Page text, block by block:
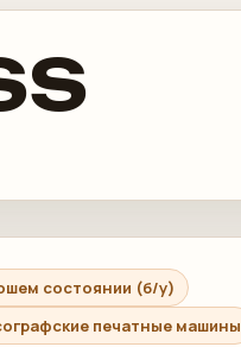
состоянии (б/у)
печатные машины